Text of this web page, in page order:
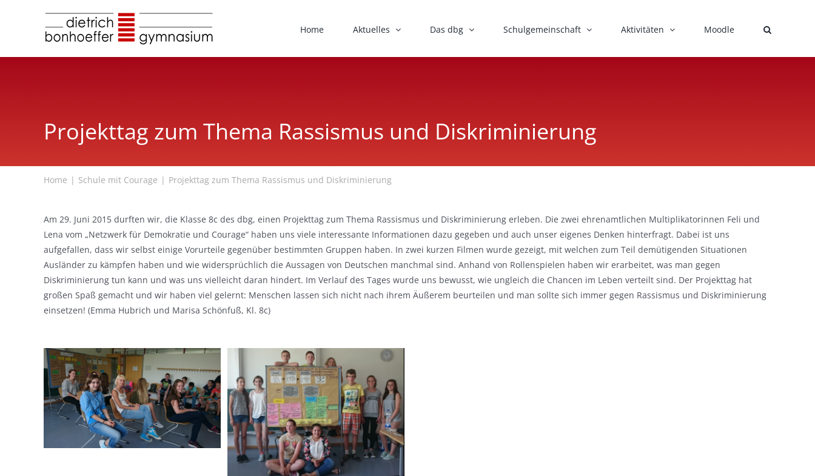
Home Aktuelles Das dbg Schulgemeinschaft Aktivitäten Moodle
Projekttag zum Thema Rassismus und Diskriminierung
Home Schule mit Courage Projekttag zum Thema Rassismus und Diskriminierung
Am 29. Juni 2015 durften wir, die Klasse 8c des dbg, einen Projekttag zum Thema Rassismus und Diskriminierung erleben. Die zwei ehrenamtlichen Multiplikatorinnen Feli und
Lena vom „Netzwerk für Demokratie und Courage“ haben uns viele interessante Informationen dazu gegeben und auch unser eigenes Denken hinterfragt. Dabei ist uns
aufgefallen, dass wir selbst einige Vorurteile gegenüber bestimmten Gruppen haben. In zwei kurzen Filmen wurde gezeigt, mit welchen zum Teil demütigenden Situationen
Ausländer zu kämpfen haben und wie widersprüchlich die Aussagen von Deutschen manchmal sind. Anhand von Rollenspielen haben wir erarbeitet, was man gegen
Diskriminierung tun kann und was uns vielleicht daran hindert. Im Verlauf des Tages wurde uns bewusst, wie ungleich die Chancen im Leben verteilt sind. Der Projekttag hat
großen Spaß gemacht und wir haben viel gelernt: Menschen lassen sich nicht nach ihrem Äußerem beurteilen und man sollte sich immer gegen Rassismus und Diskriminierung
einsetzen! (Emma Hubrich und Marisa Schönfuß, Kl. 8c)